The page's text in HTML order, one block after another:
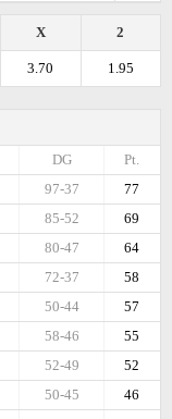
2
X
1.95
3.70
Pt.
DG
77
97-37
69
85-52
64
80-47
58
72-37
57
50-44
55
58-46
52
52-49
46
50-45